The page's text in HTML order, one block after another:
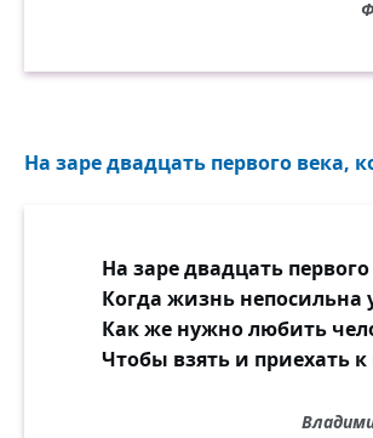
На заре двадцать первого века,
На заре двадцать
Когда жизнь непосильна
Как же нужно любить
Чтобы взять и приехать